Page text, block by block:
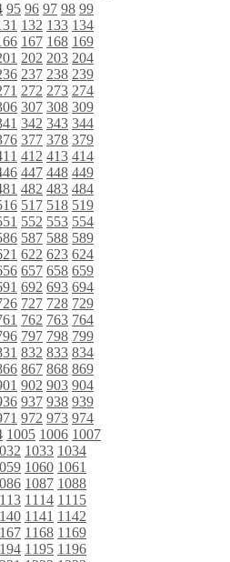
95 96 97 98 99
132 133 134
167 168 169
202 203 204
237 238 239
272 273 274
307 308 309
342 343 344
377 378 379
412 413 414
447 448 449
482 483 484
517 518 519
552 553 554
587 588 589
622 623 624
657 658 659
692 693 694
727 728 729
762 763 764
797 798 799
832 833 834
867 868 869
902 903 904
937 938 939
972 973 974
1005 1006 1007
1033 1034
1060 1061
1087 1088
1114 1115
1141 1142
1168 1169
1195 1196